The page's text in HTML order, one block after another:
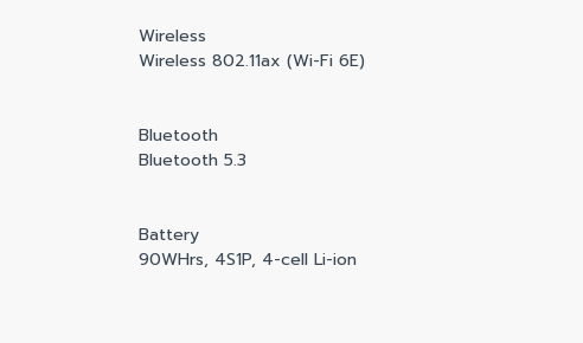
Wireless
Wireless 802.11ax (Wi-Fi 6E)
Bluetooth
Bluetooth 5.3
Battery
90WHrs, 4S1P, 4-cell Li-ion